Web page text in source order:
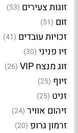
זוגות צעירים (53)
זום (51)
זכויות עובדים (41)
זיו פניני (30)
זוג מנצח VIP (26)
זיוף (25)
זניט (25)
זיהום אוויר (24)
זרמון גרופ (20)